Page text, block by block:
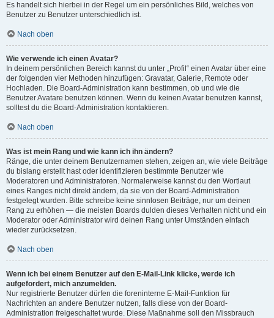
Es handelt sich hierbei in der Regel um ein persönliches Bild, welches von
Benutzer zu Benutzer unterschiedlich ist.
Nach oben
Wie verwende ich einen Avatar?
In deinem persönlichen Bereich kannst du unter „Profil“ einen Avatar über eine
der folgenden vier Methoden hinzufügen: Gravatar, Galerie, Remote oder
Hochladen. Die Board-Administration kann bestimmen, ob und wie die
Benutzer Avatare benutzen können. Wenn du keinen Avatar benutzen kannst,
solltest du die Board-Administration kontaktieren.
Nach oben
Was ist mein Rang und wie kann ich ihn ändern?
Ränge, die unter deinem Benutzernamen stehen, zeigen an, wie viele Beiträge
du bislang erstellt hast oder identifizieren bestimmte Benutzer wie
Moderatoren und Administratoren. Normalerweise kannst du den Wortlaut
eines Ranges nicht direkt ändern, da sie von der Board-Administration
festgelegt wurden. Bitte schreibe keine sinnlosen Beiträge, nur um deinen
Rang zu erhöhen — die meisten Boards dulden dieses Verhalten nicht und ein
Moderator oder Administrator wird deinen Rang unter Umständen einfach
wieder zurücksetzen.
Nach oben
Wenn ich bei einem Benutzer auf den E-Mail-Link klicke, werde ich
aufgefordert, mich anzumelden.
Nur registrierte Benutzer dürfen die foreninterne E-Mail-Funktion für
Nachrichten an andere Benutzer nutzen, falls diese von der Board-
Administration freigeschaltet wurde. Diese Maßnahme soll den Missbrauch